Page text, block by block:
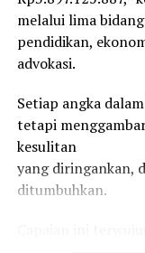
jelasnya.
Masa berlaku kartu
tahun 2028
pungutan alias
[adv/riv]
Post Views:
melalui lima
pendidikan,
advokasi.
Setiap angka
tetapi
kesulitan
yang diringankan,
ditumbuhkan.